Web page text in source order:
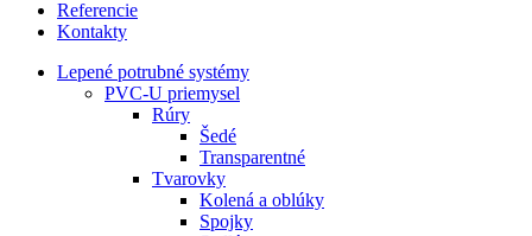
Referencie
Kontakty
Lepené potrubné systémy
PVC-U priemysel
Rúry
Šedé
Transparentné
Tvarovky
Kolená a oblúky
Spojky